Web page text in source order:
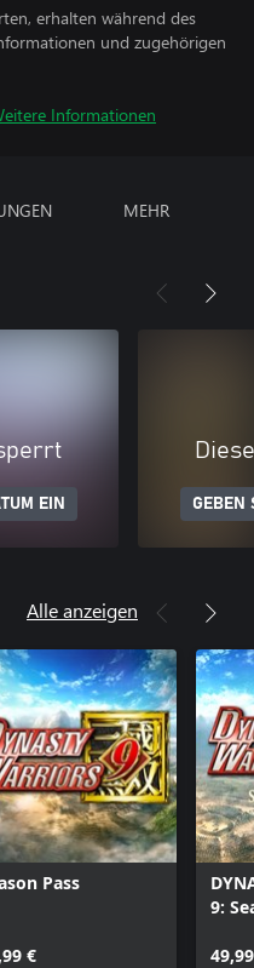
erhalten während des
und zugehörigen
Informationen
MEHR
EIN GEBEN
Alle anzeigen
Pass
€
9: